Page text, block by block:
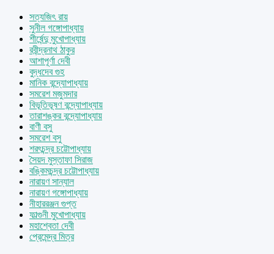
সত্যজিৎ রায়
সুনীল গঙ্গোপাধ্যায়
শীর্ষেন্দু মুখোপাধ্যায়
রবীন্দ্রনাথ ঠাকুর
আশাপূর্ণা দেবী
বুদ্ধদেব গুহ
মানিক বন্দ্যোপাধ্যায়
সমরেশ মজুমদার
বিভূতিভূষণ বন্দ্যোপাধ্যায়
তারাশঙ্কর বন্দ্যোপাধ্যায়
বাণী বসু
সমরেশ বসু
শরৎচন্দ্র চট্টোপাধ্যায়
সৈয়দ মুস্তাফা সিরাজ
বঙ্কিমচন্দ্র চট্টোপাধ্যায়
নারায়ণ সান্যাল
নারায়ণ গঙ্গোপাধ্যায়
নীহাররঞ্জন গুপ্ত
ফাল্গুনী মুখোপাধ্যায়
মহাশ্বেতা দেবী
প্রেমেন্দ্র মিত্র